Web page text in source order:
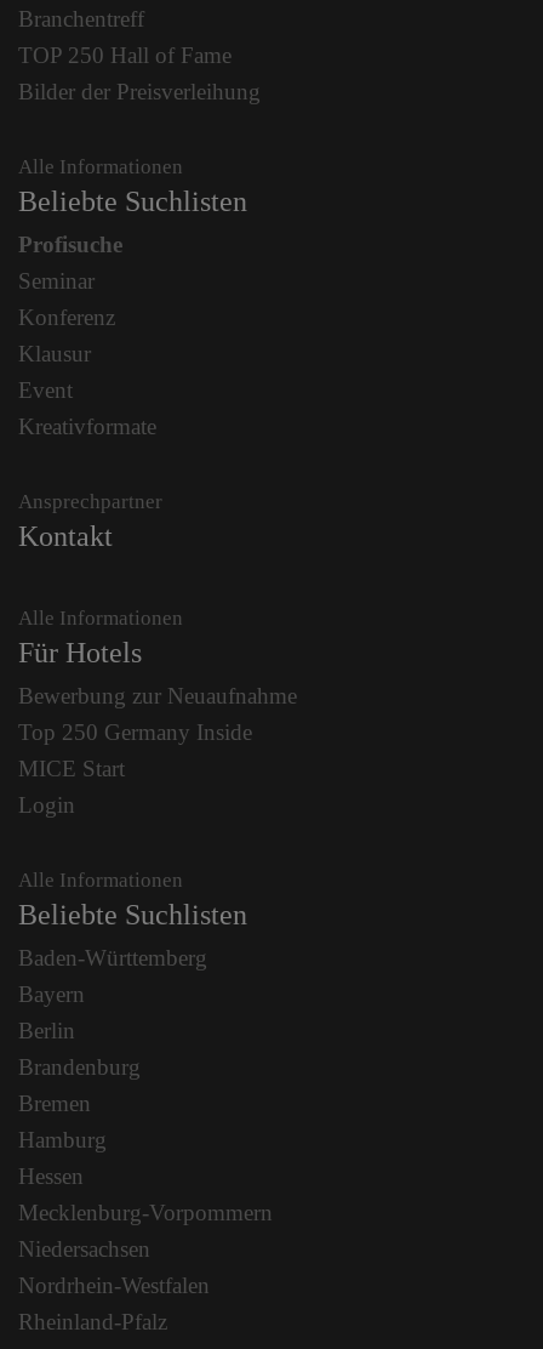
Branchentreff
TOP 250 Hall of Fame
Bilder der Preisverleihung
Alle Informationen
Beliebte Suchlisten
Profisuche
Seminar
Konferenz
Klausur
Event
Kreativformate
Ansprechpartner
Kontakt
Alle Informationen
Für Hotels
Bewerbung zur Neuaufnahme
Top 250 Germany Inside
MICE Start
Login
Alle Informationen
Beliebte Suchlisten
Baden-Württemberg
Bayern
Berlin
Brandenburg
Bremen
Hamburg
Hessen
Mecklenburg-Vorpommern
Niedersachsen
Nordrhein-Westfalen
Rheinland-Pfalz